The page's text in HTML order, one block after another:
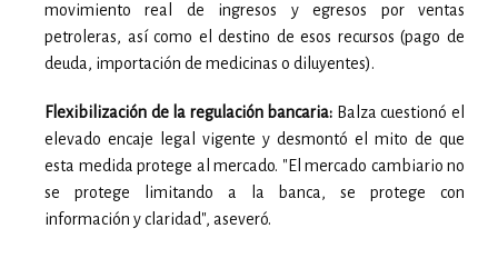
movimiento real de ingresos y egresos por ventas
petroleras, así como el destino de esos recursos (pago de
deuda, importación de medicinas o diluyentes).
Flexibilización de la regulación bancaria: Balza cuestionó el
elevado encaje legal vigente y desmontó el mito de que
esta medida protege al mercado. "El mercado cambiario no
se protege limitando a la banca, se protege con
información y claridad", aseveró.